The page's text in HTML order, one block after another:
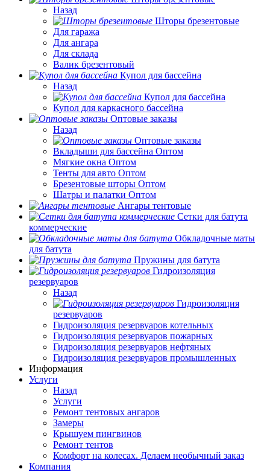
Назад
Шторы брезентовые
Для гаража
Для ангара
Для склада
Валик брезентовый
Купол для бассейна
Назад
Купол для бассейна
Купол для каркасного бассейна
Оптовые заказы
Назад
Оптовые заказы
Вкладыши для бассейна Оптом
Мягкие окна Оптом
Тенты для авто Оптом
Брезентовые шторы Оптом
Шатры и палатки Оптом
Ангары тентовые
Сетки для батута
коммерческие
Обкладочные маты
для батута
Пружины для батута
Гидроизоляция
резервуаров
Назад
Гидроизоляция
резервуаров
Гидроизоляция резервуаров котельных
Гидроизоляция резервуаров пожарных
Гидроизоляция резервуаров нефтяных
Гидроизоляция резервуаров промышленных
Информация
Услуги
Назад
Услуги
Ремонт тентовых ангаров
Замеры
Крышуем пингвинов
Ремонт тентов
Комфорт на колесах. Делаем необычный заказ
Компания